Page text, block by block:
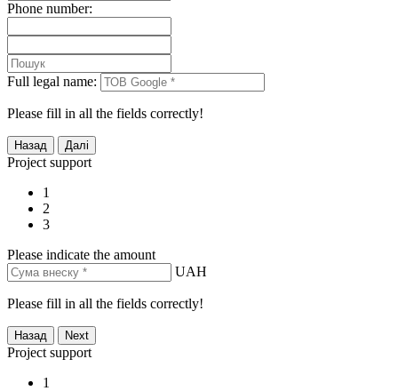
Phone number:
Full legal name:
Please fill in all the fields correctly!
Project support
1
2
3
Please indicate the amount
UAH
Please fill in all the fields correctly!
Project support
1